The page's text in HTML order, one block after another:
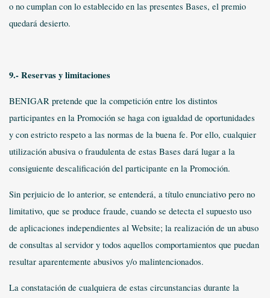
o no cumplan con lo establecido en las presentes Bases, el premio
quedará desierto.
9.- Reservas y limitaciones
BENIGAR pretende que la competición entre los distintos
participantes en la Promoción se haga con igualdad de oportunidades
y con estricto respeto a las normas de la buena fe. Por ello, cualquier
utilización abusiva o fraudulenta de estas Bases dará lugar a la
consiguiente descalificación del participante en la Promoción.
Sin perjuicio de lo anterior, se entenderá, a título enunciativo pero no
limitativo, que se produce fraude, cuando se detecta el supuesto uso
de aplicaciones independientes al Website; la realización de un abuso
de consultas al servidor y todos aquellos comportamientos que puedan
resultar aparentemente abusivos y/o malintencionados.
La constatación de cualquiera de estas circunstancias durante la